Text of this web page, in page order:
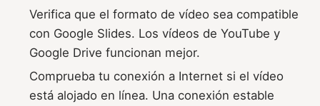
Verifica que el formato de vídeo sea compatible
con Google Slides. Los vídeos de YouTube y
Google Drive funcionan mejor.
Comprueba tu conexión a Internet si el vídeo
está alojado en línea. Una conexión estable